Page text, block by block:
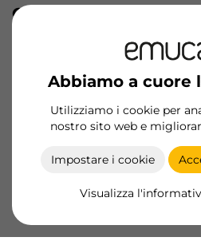
Abbiamo a cuore
Utilizziamo i cookie per
nostro sito web e
Impostare i cookie
Visualizza
Organizzatore per
900x500, Alluminio,
Prodotti
Diventa
Scheda prodotto